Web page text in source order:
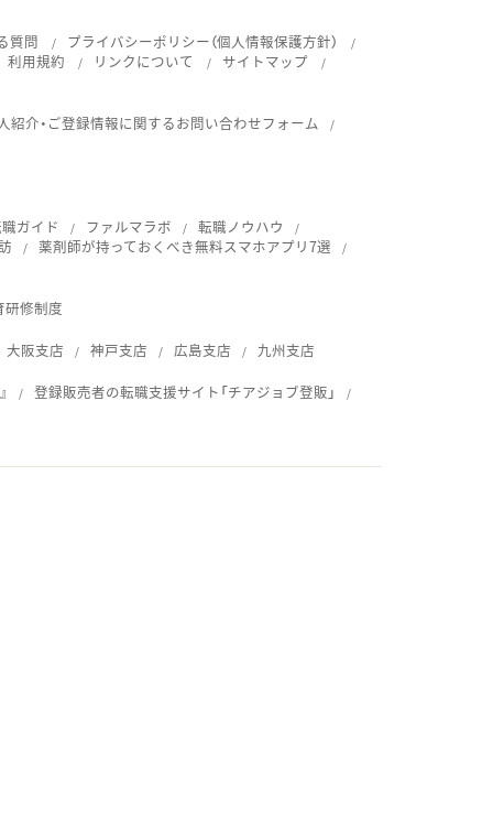
質問
プライバシーポリシー（個人情報保護方針）
利用規約 リンクについて
サイトマップ
紹介・ご登録情報に関するお問い合わせフォーム
ガイド ファルマラボ
転職ノウハウ
薬剤師が持っておくべき無料スマホアプリ7選
研修制度
大阪支店 神戸支店 広島支店 九州支店
登録販売者の転職支援サイト「チアジョブ登販」